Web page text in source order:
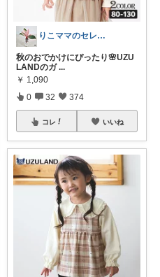
りこママのセレクトROOM
秋のおでかけにぴったり🌸UZU
LANDのガ ...
￥ 1,090
0 32 374
コレ いいね